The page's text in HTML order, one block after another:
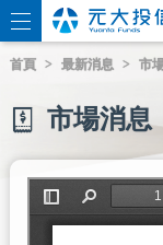
首頁 最新消息 市
市場消息